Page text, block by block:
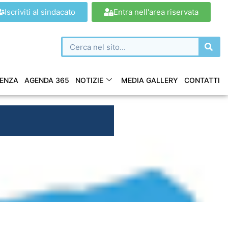
Iscriviti al sindacato Entra nell'area riservata
AGENDA 365 NOTIZIE MEDIA GALLERY CONTATTI